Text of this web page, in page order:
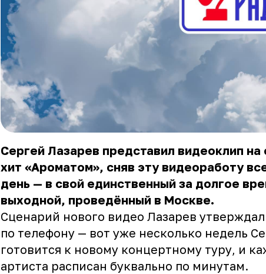
Сергей Лазарев представил видеоклип на
хит «Ароматом», сняв эту видеоработу
день — в свой единственный за долгое
выходной, проведённый в Москве.
Сценарий нового видео Лазарев утверждал
по телефону — вот уже несколько недель
готовится к новому концертному туру, и
артиста расписан буквально по минутам.